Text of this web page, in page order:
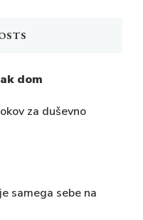
dom
za duševno
samega sebe na